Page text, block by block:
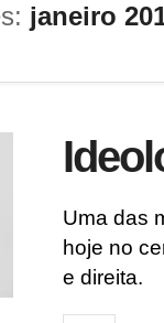
janeiro
Uma das
hoje no
e direita.